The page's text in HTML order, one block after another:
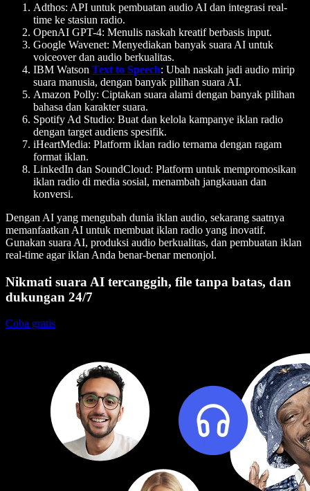
Adthos: API untuk pembuatan audio AI dan integrasi real-
time ke stasiun radio.
OpenAI GPT-4: Menulis naskah kreatif berbasis input.
Google Wavenet: Menyediakan banyak suara AI untuk
voiceover dan audio berkualitas.
IBM Watson Text to Speech: Ubah naskah jadi audio mirip
suara manusia, dengan banyak pilihan suara AI.
Amazon Polly: Ciptakan suara alami dengan banyak pilihan
bahasa dan karakter suara.
Spotify Ad Studio: Buat dan kelola kampanye iklan radio
dengan target audiens spesifik.
iHeartMedia: Platform iklan radio ternama dengan ragam
format iklan.
LinkedIn dan SoundCloud: Platform untuk mempromosikan
iklan radio di media sosial, menambah jangkauan dan
konversi.
Dengan AI yang mengubah dunia iklan audio, sekarang saatnya
memanfaatkan AI untuk membuat iklan radio yang inovatif.
Gunakan suara AI, produksi audio berkualitas, dan pembuatan iklan
real-time agar iklan Anda benar-benar menonjol.
Nikmati suara AI tercanggih, file tanpa batas, dan
dukungan 24/7
Coba gratis